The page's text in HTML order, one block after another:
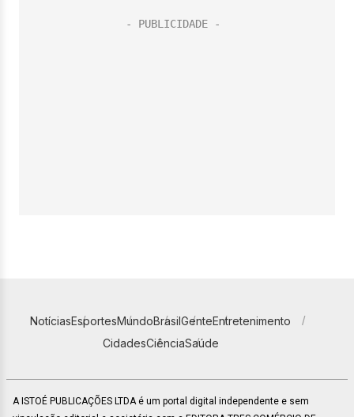
NotíciasEsportesMundoBrasilGenteEntretenimento
CidadesCiênciaSaúde
A ISTOÉ PUBLICAÇÕES LTDA é um portal digital independente e sem